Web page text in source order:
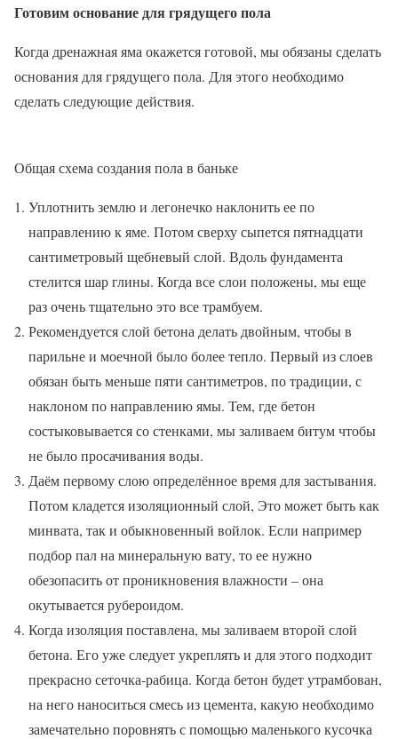
Готовим основание для грядущего пола
Когда дренажная яма окажется готовой, мы обязаны сделать
основания для грядущего пола. Для этого необходимо
сделать следующие действия.
Общая схема создания пола в баньке
Уплотнить землю и легонечко наклонить ее по
направлению к яме. Потом сверху сыпется пятнадцати
сантиметровый щебневый слой. Вдоль фундамента
стелится шар глины. Когда все слои положены, мы еще
раз очень тщательно это все трамбуем.
Рекомендуется слой бетона делать двойным, чтобы в
парильне и моечной было более тепло. Первый из слоев
обязан быть меньше пяти сантиметров, по традиции, с
наклоном по направлению ямы. Тем, где бетон
состыковывается со стенками, мы заливаем битум чтобы
не было просачивания воды.
Даём первому слою определённое время для застывания.
Потом кладется изоляционный слой, Это может быть как
минвата, так и обыкновенный войлок. Если например
подбор пал на минеральную вату, то ее нужно
обезопасить от проникновения влажности – она
окутывается рубероидом.
Когда изоляция поставлена, мы заливаем второй слой
бетона. Его уже следует укреплять и для этого подходит
прекрасно сеточка-рабица. Когда бетон будет утрамбован,
на него наноситься смесь из цемента, какую необходимо
замечательно поровнять с помощью маленького кусочка